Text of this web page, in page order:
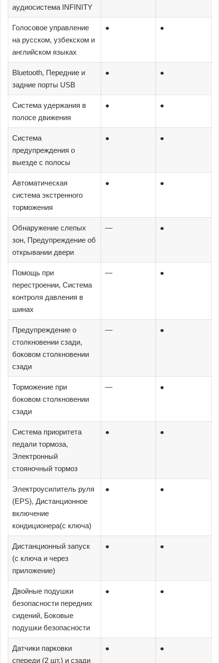
аудиосистема INFINITY
Голосовое управление
на русском, узбекском и
английском языках
● ●
Bluetooth, Передние и
задние порты USB
● ●
Система удержания в
полосе движения
● ●
Система
предупреждения о
выезде с полосы
● ●
Автоматическая
система экстренного
торможения
● ●
Обнаружение слепых
зон, Предупреждение об
открывании двери
— ●
Помощь при
перестроении, Система
контроля давления в
шинах
— ●
Предупреждение о
столкновении сзади,
боковом столкновении
сзади
— ●
Торможение при
боковом столкновении
сзади
— ●
Система приоритета
педали тормоза,
Электронный
стояночный тормоз
● ●
Электроусилитель руля
(EPS), Дистанционное
включение
кондиционера(с ключа)
● ●
Дистанционный запуск
(с ключа и через
приложение)
● ●
Двойные подушки
безопасности передних
сидений, Боковые
подушки безопасности
● ●
Датчики парковки
спереди (2 шт.) и сзади
● ●